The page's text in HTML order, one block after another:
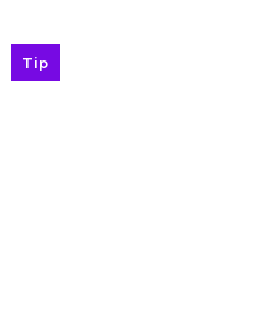
Tip